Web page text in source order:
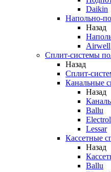
Daikin
Напольно-
Назад
Airwell
Сплит-системы
Назад
Сплит-
Канальные
Назад
Ballu
Lessar
Кассетные
Назад
Ballu